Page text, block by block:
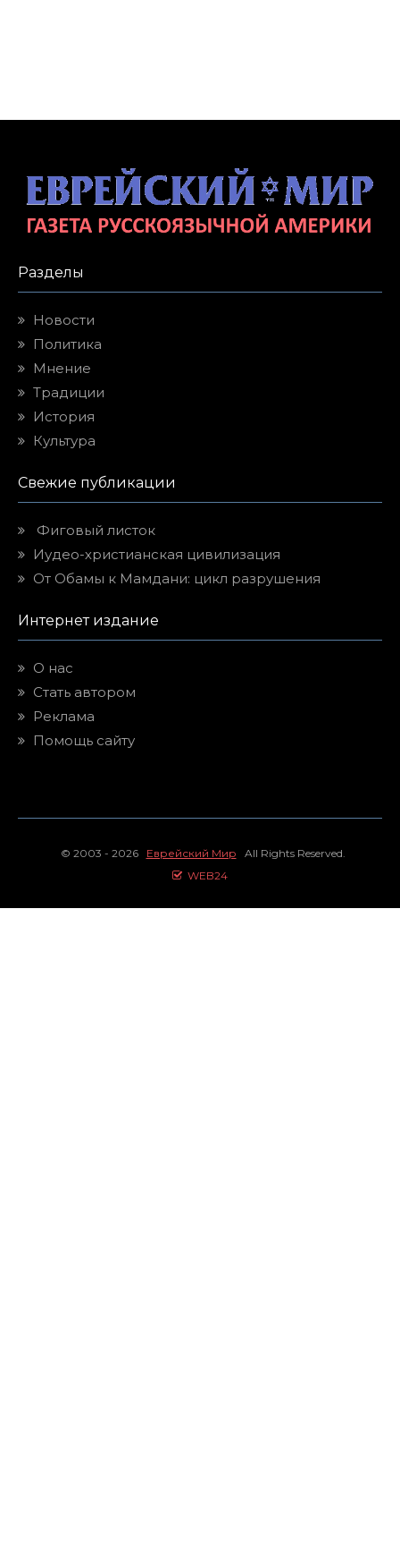
Разделы
Новости
Политика
Мнение
Традиции
История
Культура
Свежие публикации
Фиговый листок
Иудео-христианская цивилизация
От Обамы к Мамдани: цикл разрушения
Интернет издание
О нас
Стать автором
Реклама
Помощь сайту
© 2003 - 2026 Еврейский Мир All Rights Reserved.
WEB24